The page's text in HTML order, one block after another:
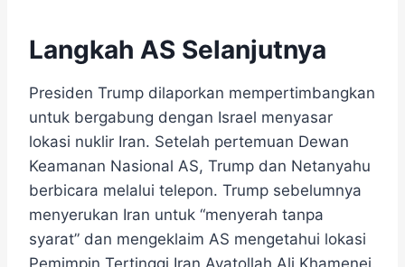
Langkah AS Selanjutnya
Presiden Trump dilaporkan mempertimbangkan
untuk bergabung dengan Israel menyasar
lokasi nuklir Iran. Setelah pertemuan Dewan
Keamanan Nasional AS, Trump dan Netanyahu
berbicara melalui telepon. Trump sebelumnya
menyerukan Iran untuk “menyerah tanpa
syarat” dan mengeklaim AS mengetahui lokasi